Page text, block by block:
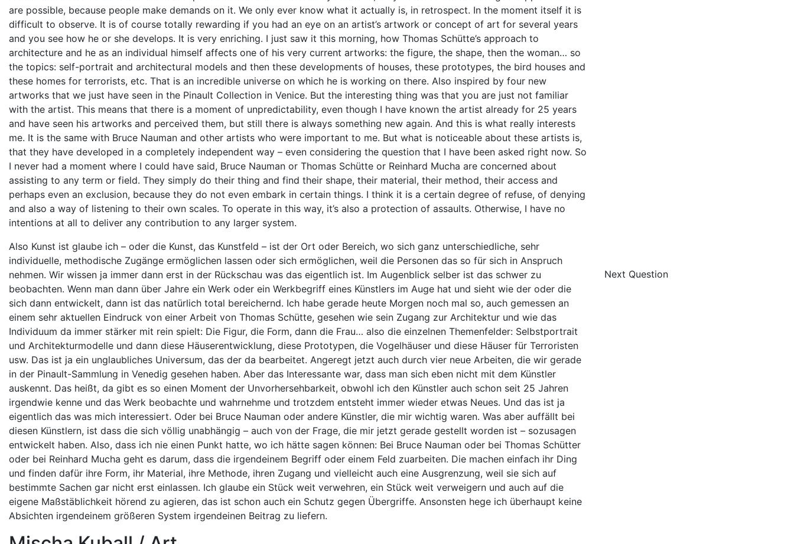
are possible, because people make demands on it. We only ever know what it actually is, in retrospect. In the moment itself it is
difficult to observe. It is of course totally rewarding if you had an eye on an artist’s artwork or concept of art for several years
and you see how he or she develops. It is very enriching. I just saw it this morning, how Thomas Schütte’s approach to
architecture and he as an individual himself affects one of his very current artworks: the figure, the shape, then the woman… so
the topics: self-portrait and architectural models and then these developments of houses, these prototypes, the bird houses and
these homes for terrorists, etc. That is an incredible universe on which he is working on there. Also inspired by four new
artworks that we just have seen in the Pinault Collection in Venice. But the interesting thing was that you are just not familiar
with the artist. This means that there is a moment of unpredictability, even though I have known the artist already for 25 years
and have seen his artworks and perceived them, but still there is always something new again. And this is what really interests
me. It is the same with Bruce Nauman and other artists who were important to me. But what is noticeable about these artists is,
that they have developed in a completely independent way – even considering the question that I have been asked right now. So
I never had a moment where I could have said, Bruce Nauman or Thomas Schütte or Reinhard Mucha are concerned about
assisting to any term or field. They simply do their thing and find their shape, their material, their method, their access and
perhaps even an exclusion, because they do not even embark in certain things. I think it is a certain degree of refuse, of denying
and also a way of listening to their own scales. To operate in this way, it’s also a protection of assaults. Otherwise, I have no
intentions at all to deliver any contribution to any larger system.
Also Kunst ist glaube ich – oder die Kunst, das Kunstfeld – ist der Ort oder Bereich, wo sich ganz unterschiedliche, sehr
individuelle, methodische Zugänge ermöglichen lassen oder sich ermöglichen, weil die Personen das so für sich in Anspruch
nehmen. Wir wissen ja immer dann erst in der Rückschau was das eigentlich ist. Im Augenblick selber ist das schwer zu
beobachten. Wenn man dann über Jahre ein Werk oder ein Werkbegriff eines Künstlers im Auge hat und sieht wie der oder die
sich dann entwickelt, dann ist das natürlich total bereichernd. Ich habe gerade heute Morgen noch mal so, auch gemessen an
einem sehr aktuellen Eindruck von einer Arbeit von Thomas Schütte, gesehen wie sein Zugang zur Architektur und wie das
Individuum da immer stärker mit rein spielt: Die Figur, die Form, dann die Frau… also die einzelnen Themenfelder: Selbstportrait
und Architekturmodelle und dann diese Häuserentwicklung, diese Prototypen, die Vogelhäuser und diese Häuser für Terroristen
usw. Das ist ja ein unglaubliches Universum, das der da bearbeitet. Angeregt jetzt auch durch vier neue Arbeiten, die wir gerade
in der Pinault-Sammlung in Venedig gesehen haben. Aber das Interessante war, dass man sich eben nicht mit dem Künstler
auskennt. Das heißt, da gibt es so einen Moment der Unvorhersehbarkeit, obwohl ich den Künstler auch schon seit 25 Jahren
irgendwie kenne und das Werk beobachte und wahrnehme und trotzdem entsteht immer wieder etwas Neues. Und das ist ja
eigentlich das was mich interessiert. Oder bei Bruce Nauman oder andere Künstler, die mir wichtig waren. Was aber auffällt bei
diesen Künstlern, ist dass die sich völlig unabhängig – auch von der Frage, die mir jetzt gerade gestellt worden ist – sozusagen
entwickelt haben. Also, dass ich nie einen Punkt hatte, wo ich hätte sagen können: Bei Bruce Nauman oder bei Thomas Schütter
oder bei Reinhard Mucha geht es darum, dass die irgendeinem Begriff oder einem Feld zuarbeiten. Die machen einfach ihr Ding
und finden dafür ihre Form, ihr Material, ihre Methode, ihren Zugang und vielleicht auch eine Ausgrenzung, weil sie sich auf
bestimmte Sachen gar nicht erst einlassen. Ich glaube ein Stück weit verwehren, ein Stück weit verweigern und auch auf die
eigene Maßstäblichkeit hörend zu agieren, das ist schon auch ein Schutz gegen Übergriffe. Ansonsten hege ich überhaupt keine
Absichten irgendeinem größeren System irgendeinen Beitrag zu liefern.
Next Question